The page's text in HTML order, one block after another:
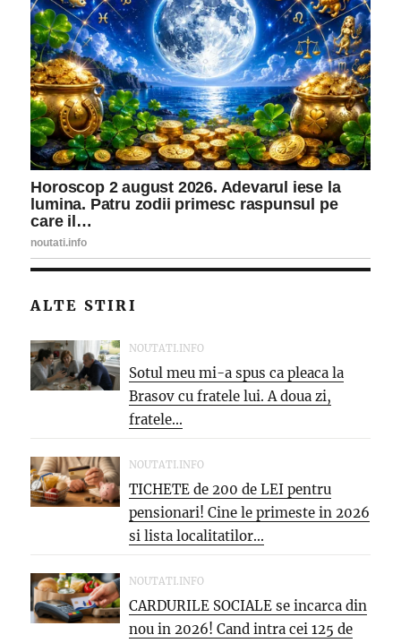
ALTE STIRI
NOUTATI.INFO
Sotul meu mi-a spus ca pleaca la
Brasov cu fratele lui. A doua zi,
fratele...
NOUTATI.INFO
TICHETE de 200 de LEI pentru
pensionari! Cine le primeste in 2026
si lista localitatilor...
NOUTATI.INFO
CARDURILE SOCIALE se incarca din
nou in 2026! Cand intra cei 125 de